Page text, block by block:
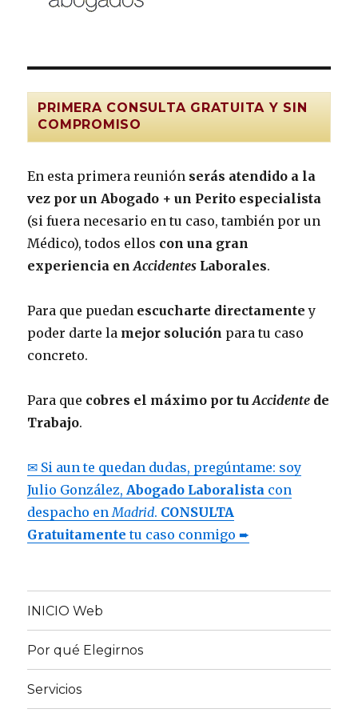
PRIMERA CONSULTA GRATUITA Y SIN
COMPROMISO
En esta primera reunión serás atendido a la
vez por un Abogado + un Perito especialista
(si fuera necesario en tu caso, también por un
Médico), todos ellos con una gran
experiencia enAccidentes Laborales.
Para que puedan escucharte directamente y
poder darte la mejor solución para tu caso
concreto.
Para que cobres el máximo por tuAccidente de
Trabajo.
✉ Si aun te quedan dudas, pregúntame: soy
Julio González,Abogado Laboralista con
despacho enMadrid. CONSULTA
Gratuitamente tu caso conmigo ➨
INICIO Web
Por qué Elegirnos
Servicios